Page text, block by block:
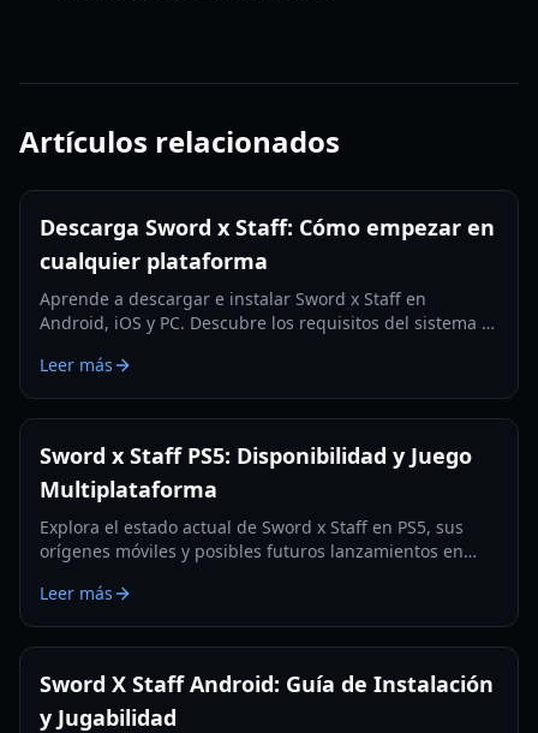
Artículos relacionados
Descarga Sword x Staff: Cómo empezar en
cualquier plataforma
Aprende a descargar e instalar Sword x Staff en
Android, iOS y PC. Descubre los requisitos del sistema y
Leer más
Sword x Staff PS5: Disponibilidad y Juego
Multiplataforma
Explora el estado actual de Sword x Staff en PS5, sus
orígenes móviles y posibles futuros lanzamientos en
Leer más
Sword X Staff Android: Guía de Instalación
y Jugabilidad